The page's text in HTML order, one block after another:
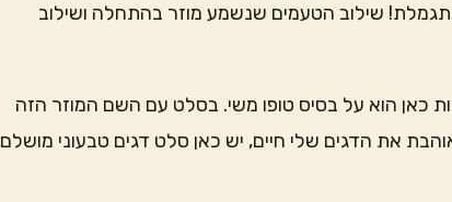
שילוב הטעמים שנשמע מוזר בהתחלה ושילוב
כאן הוא על בסיס טופו משי. בסלט עם השם המוזר הזה
את הדגים שלי חיים, יש כאן סלט דגים טבעוני מושלם